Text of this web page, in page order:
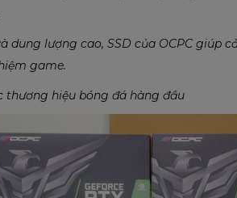
dung lượng cao, SSD của OCPC giúp
game.
thương hiệu bóng đá hàng đầu